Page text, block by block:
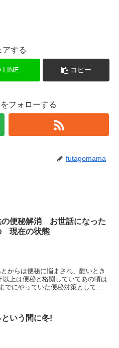
アする
LINE コピー
フォローする
futagomama
の便秘解消 お世話になった
現在の状態
上は便秘と格闘していてあの頃は
という間に冬!